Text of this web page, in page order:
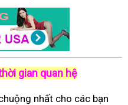
gian quan hệ
nhất cho các bạn